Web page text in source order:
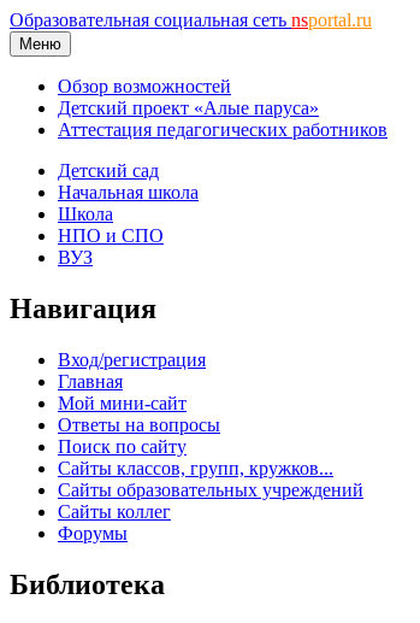
Образовательная социальная сеть nsportal.ru
Меню
Обзор возможностей
Детский проект «Алые паруса»
Аттестация педагогических работников
Детский сад
Начальная школа
Школа
НПО и СПО
ВУЗ
Навигация
Вход/регистрация
Главная
Мой мини-сайт
Ответы на вопросы
Поиск по сайту
Сайты классов, групп, кружков...
Сайты образовательных учреждений
Сайты коллег
Форумы
Библиотека